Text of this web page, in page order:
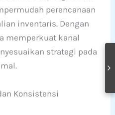
perencanaan
inventaris. Dengan
memperkuat kanal
strategi pada
Konsistensi